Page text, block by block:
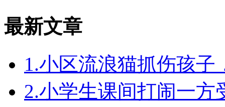
最新文章
1.小区流浪猫抓伤孩子
2.小学生课间打闹一